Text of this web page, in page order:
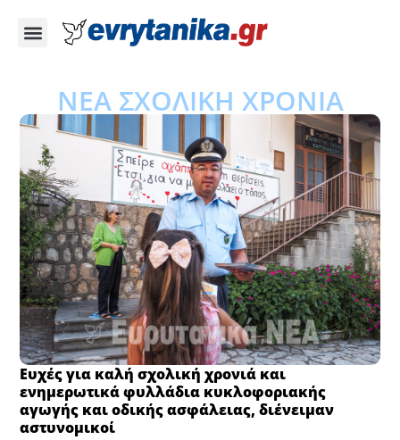
ΝΕΑ ΣΧΟΛΙΚΗ ΧΡΟΝΙΑ
Ευχές για καλή σχολική χρονιά και
ενημερωτικά φυλλάδια κυκλοφοριακής
αγωγής και οδικής ασφάλειας, διένειμαν
αστυνομικοί